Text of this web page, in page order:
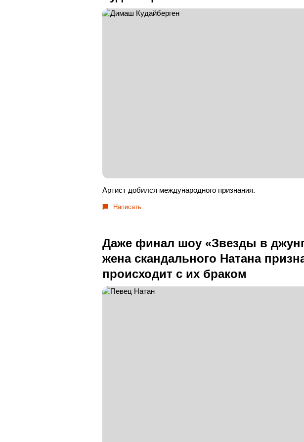
Артист добился международного признания.
Написать
Даже финал шоу «Звезды в
жена скандального Натана
происходит с их браком